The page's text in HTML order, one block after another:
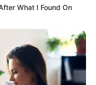
pueblo, el rocío
What I Found On